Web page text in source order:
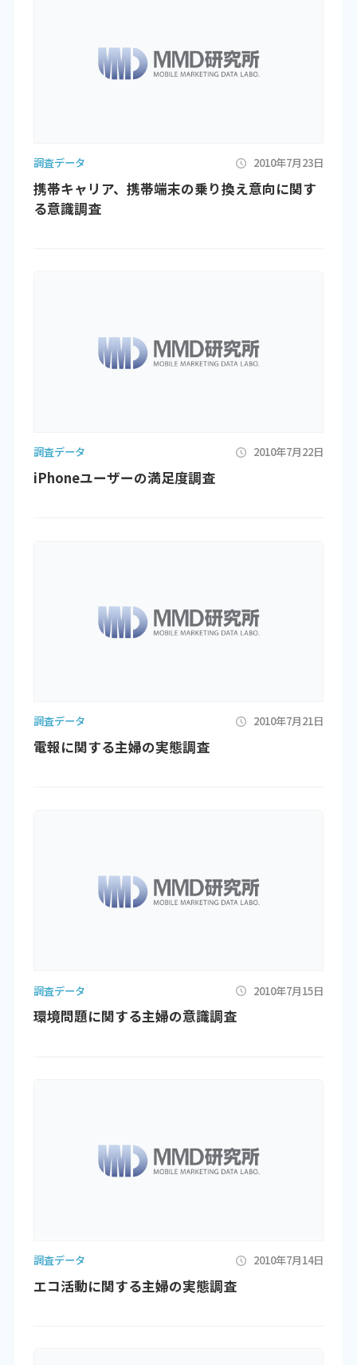
調査データ 2010年7月23日
携帯キャリア、携帯端末の乗り換え意向に関す
る意識調査
調査データ 2010年7月22日
iPhoneユーザーの満足度調査
調査データ 2010年7月21日
電報に関する主婦の実態調査
調査データ 2010年7月15日
環境問題に関する主婦の意識調査
調査データ 2010年7月14日
エコ活動に関する主婦の実態調査